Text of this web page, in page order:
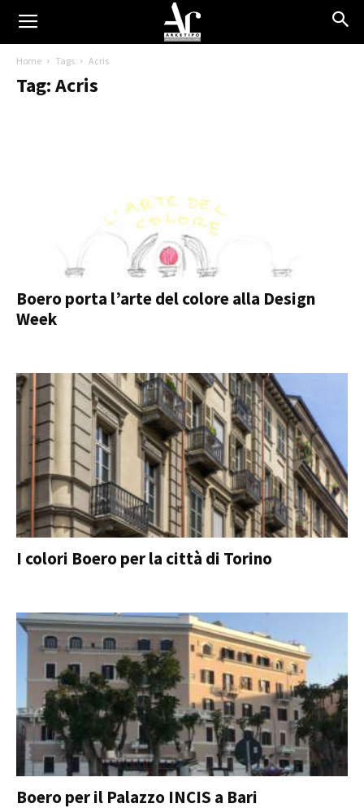
Home Tags Acris
Tag: Acris
Boero porta l’arte del colore alla Design
Week
I colori Boero per la città di Torino
Boero per il Palazzo INCIS a Bari